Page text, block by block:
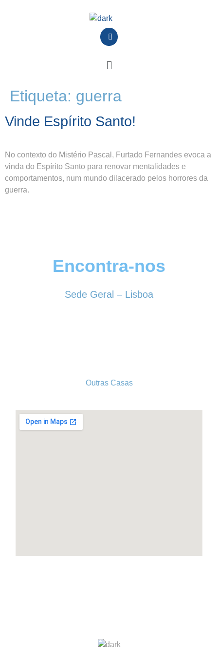
Etiqueta: guerra
Vinde Espírito Santo!
No contexto do Mistério Pascal, Furtado Fernandes evoca a
vinda do Espírito Santo para renovar mentalidades e
comportamentos, num mundo dilacerado pelos horrores da
guerra.
Encontra-nos
Sede Geral – Lisboa
Outras Casas